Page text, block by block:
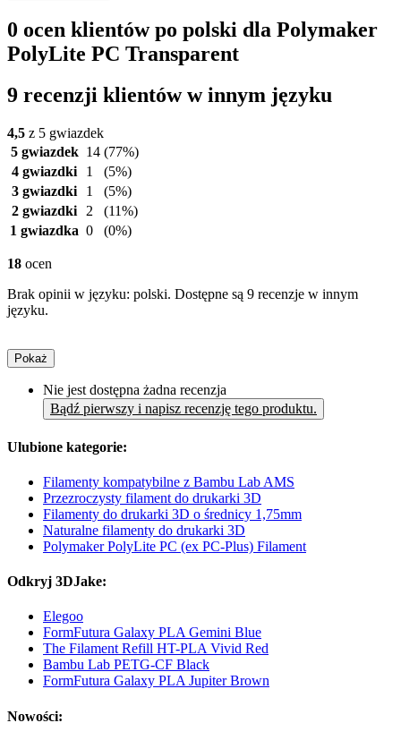
0 ocen klientów po polski dla Polymaker
PolyLite PC Transparent
9 recenzji klientów w innym języku
4,5 z 5 gwiazdek
5 gwiazdek 14 (77%)
4 gwiazdki
1
(5%)
3 gwiazdki
1
(5%)
2 gwiazdki
2
(11%)
1 gwiazdka 0 (0%)
18 ocen
Brak opinii w języku: polski. Dostępne są 9 recenzje w innym
języku.
Pokaż
Nie jest dostępna żadna recenzja
Bądź pierwszy i napisz recenzję tego produktu.
Ulubione kategorie:
Filamenty kompatybilne z Bambu Lab AMS
Przezroczysty filament do drukarki 3D
Filamenty do drukarki 3D o średnicy 1,75mm
Naturalne filamenty do drukarki 3D
Polymaker PolyLite PC (ex PC-Plus) Filament
Odkryj 3DJake:
Elegoo
FormFutura Galaxy PLA Gemini Blue
The Filament Refill HT-PLA Vivid Red
Bambu Lab PETG-CF Black
FormFutura Galaxy PLA Jupiter Brown
Nowości: